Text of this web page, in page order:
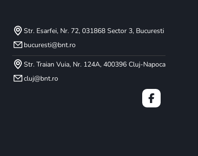
Str. Esarfei, Nr. 72, 031868 Sector 3, Bucuresti
bucuresti@bnt.ro
Str. Traian Vuia, Nr. 124A, 400396 Cluj-Napoca
cluj@bnt.ro